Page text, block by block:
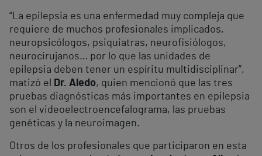
“La epilepsia es una enfermedad muy compleja que
requiere de muchos profesionales implicados,
neuropsicólogos, psiquiatras, neurofisiólogos,
neurocirujanos… por lo que las unidades de
epilepsia deben tener un espíritu multidisciplinar”,
matizó el
Dr. Aledo, quien mencionó que las tres
pruebas diagnósticas más importantes en epilepsia
son el videoelectroencefalograma, las pruebas
genéticas y la neuroimagen.
Otros de los profesionales que participaron en esta